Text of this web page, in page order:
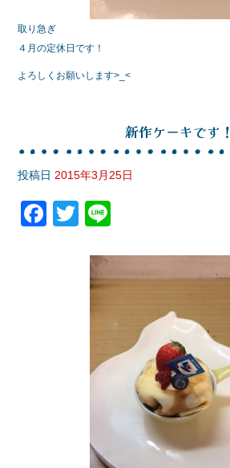
取り急ぎ
４月の定休日です！
よろしくお願いします>_<
新作ケーキです！
投稿日 2015年3月25日
F
T
tt
er
e